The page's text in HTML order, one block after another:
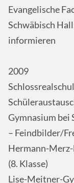
Evangelische
Schwäbisch
informieren
2009
Gymnasium bei
– Feindbilder/
Hermann-
(8. Klasse)
Lise-Meitner-